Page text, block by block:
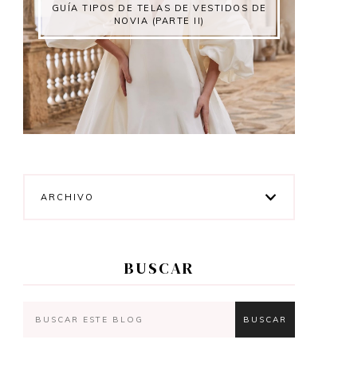
GUÍA TIPOS DE TELAS DE VESTIDOS DE
NOVIA (PARTE II)
ARCHIVO
BUSCAR